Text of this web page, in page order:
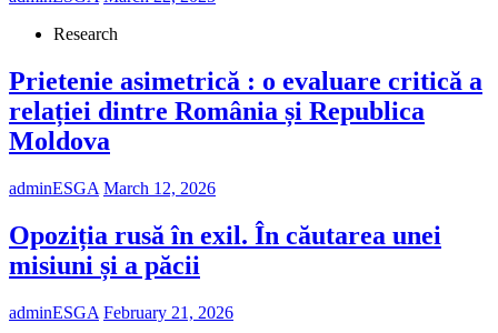
Research
Prietenie asimetrică : o evaluare critică a
relației dintre România și Republica
Moldova
adminESGA March 12, 2026
Opoziția rusă în exil. În căutarea unei
misiuni și a păcii
adminESGA February 21, 2026